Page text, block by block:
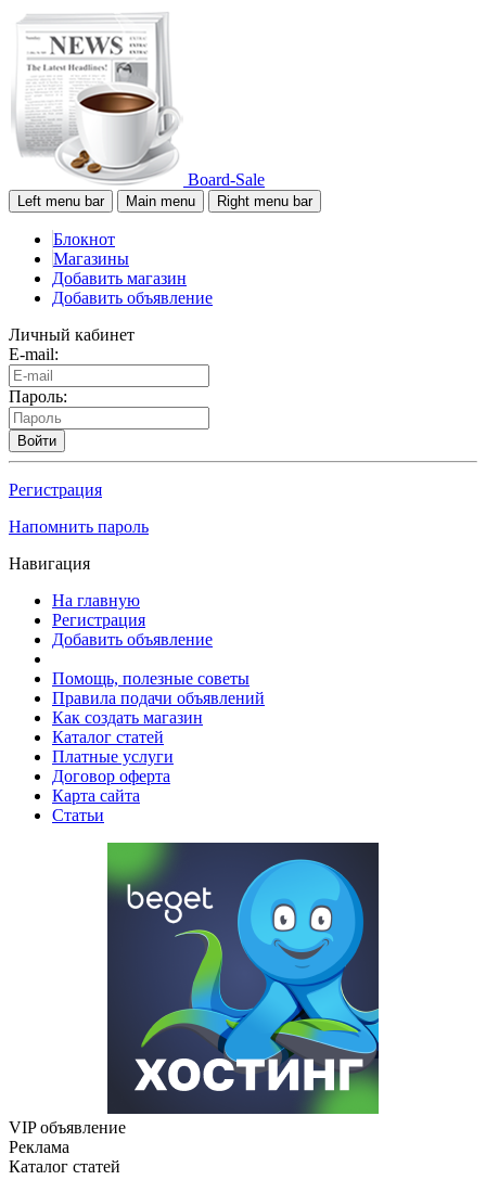
Board-Sale
Left menu bar Main menu Right menu bar
Блокнот
Магазины
Добавить магазин
Добавить объявление
Личный кабинет
E-mail:
Пароль:
Войти
Регистрация
Напомнить пароль
Навигация
На главную
Регистрация
Добавить объявление
Помощь, полезные советы
Правила подачи объявлений
Как создать магазин
Каталог статей
Платные услуги
Договор оферта
Карта сайта
Статьи
VIP объявление
Реклама
Каталог статей